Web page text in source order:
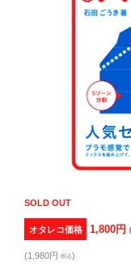
SOLD OUT
オタレコ価格 1,800円
(1,980円 税込)